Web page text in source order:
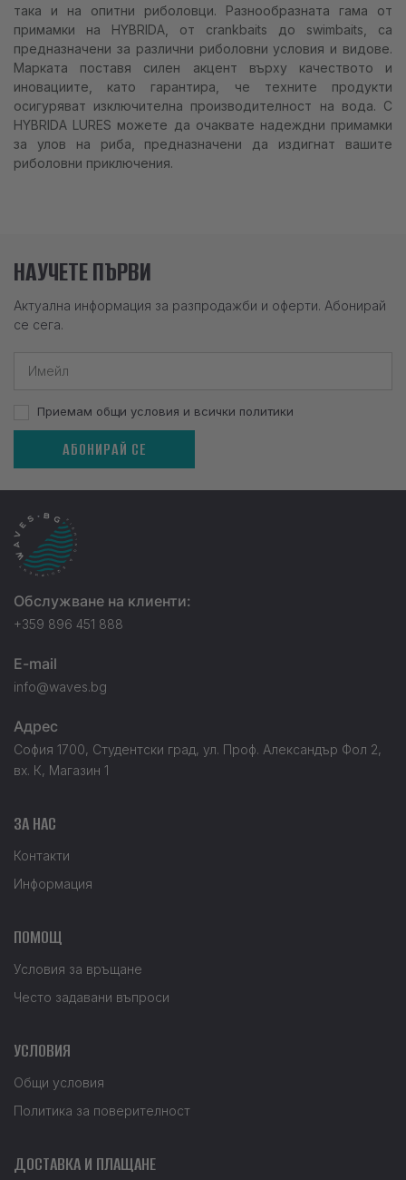
така и на опитни риболовци. Разнообразната гама от
примамки на HYBRIDA, от crankbaits до swimbaits, са
предназначени за различни риболовни условия и видове.
Марката поставя силен акцент върху качеството и
иновациите, като гарантира, че техните продукти
осигуряват изключителна производителност на вода. С
HYBRIDA LURES можете да очаквате надеждни примамки
за улов на риба, предназначени да издигнат вашите
риболовни приключения.
НАУЧЕТЕ ПЪРВИ
Актуална информация за разпродажби и оферти. Абонирай
се сега.
Приемам общи условия и всички политики
АБОНИРАЙ СЕ
Обслужване на клиенти:
+359 896 451 888
E-mail
info@waves.bg
Адрес
София 1700, Студентски град, ул. Проф. Александър Фол 2,
вх. К, Магазин 1
ЗА НАС
Контакти
Информация
ПОМОЩ
Условия за връщане
Често задавани въпроси
УСЛОВИЯ
Общи условия
Политика за поверителност
ДОСТАВКА И ПЛАЩАНЕ